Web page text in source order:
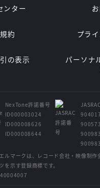
ンター
約 プラ
の表示
パーソナ
NexTone許諾番号
ID000003024
ID000008626
ID000008644
ルマークは、レコード会社・映像制作
を示す登録商標です。